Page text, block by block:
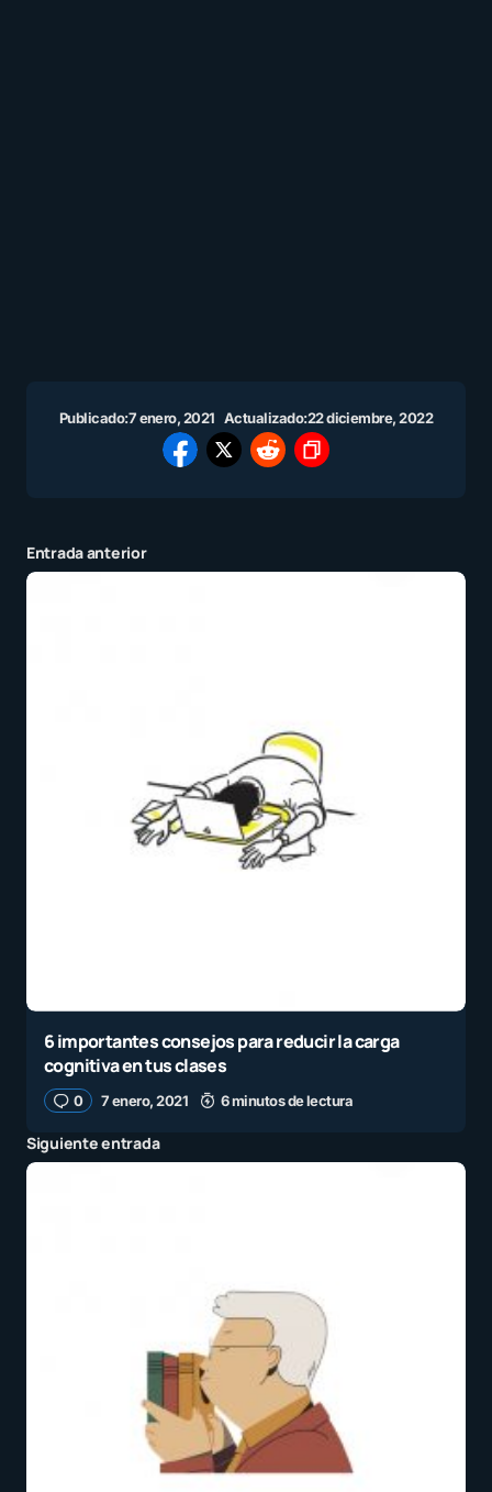
Publicado:7 enero, 2021 Actualizado:22 diciembre, 2022
Entrada anterior
6 importantes consejos para reducir la carga
cognitiva en tus clases
0 7 enero, 2021 6 minutos de lectura
Siguiente entrada